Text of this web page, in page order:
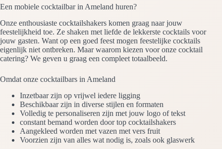
Een mobiele cocktailbar in Ameland huren?
Onze enthousiaste cocktailshakers komen graag naar jouw
feestelijkheid toe. Ze shaken met liefde de lekkerste cocktails voor
jouw gasten. Want op een goed feest mogen feestelijke cocktails
eigenlijk niet ontbreken. Maar waarom kiezen voor onze cocktail
catering? We geven u graag een compleet totaalbeeld.
Omdat onze cocktailbars in Ameland
Inzetbaar zijn op vrijwel iedere ligging
Beschikbaar zijn in diverse stijlen en formaten
Volledig te personaliseren zijn met jouw logo of tekst
constant bemand worden door top cocktailshakers
Aangekleed worden met vazen met vers fruit
Voorzien zijn van alles wat nodig is, zoals ook glaswerk